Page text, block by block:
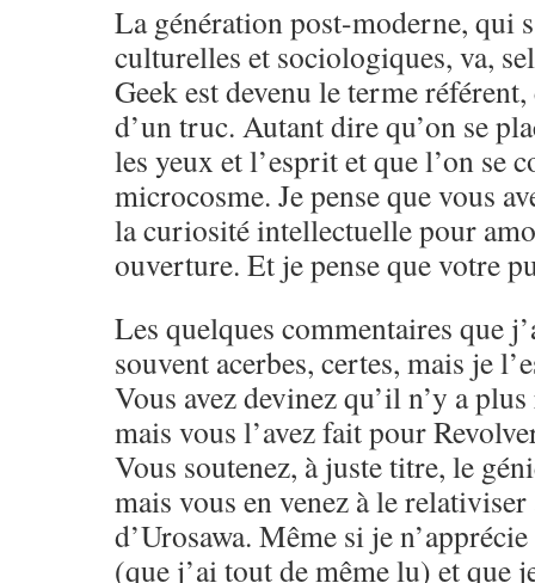
La génération post-moderne, qui
culturelles et sociologiques, va,
Geek est devenu le terme
d’un truc. Autant dire qu’on se
les yeux et l’esprit et que l’on se
microcosme. Je pense que vous
la curiosité intellectuelle pour
ouverture. Et je pense que votre
Les quelques commentaires que
souvent acerbes, certes, mais je
Vous avez devinez qu’il n’y a
mais vous l’avez fait pour
Vous soutenez, à juste titre, le
mais vous en venez à le
d’Urosawa. Même si je
(que j’ai tout de même lu) et que